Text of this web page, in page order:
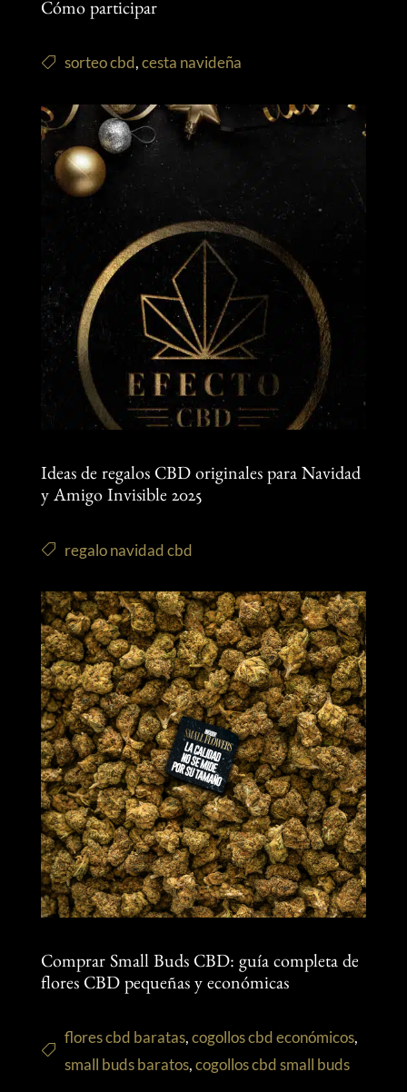
Cómo participar
sorteo cbd,cesta navideña
Ideas de regalos CBD originales para Navidad
y Amigo Invisible 2025
regalo navidad cbd
Comprar Small Buds CBD: guía completa de
flores CBD pequeñas y económicas
flores cbd baratas,cogollos cbd económicos,
small buds baratos,cogollos cbd small buds